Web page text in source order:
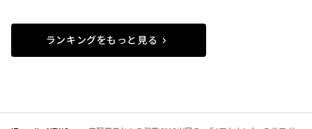
ランキングをもっと見る